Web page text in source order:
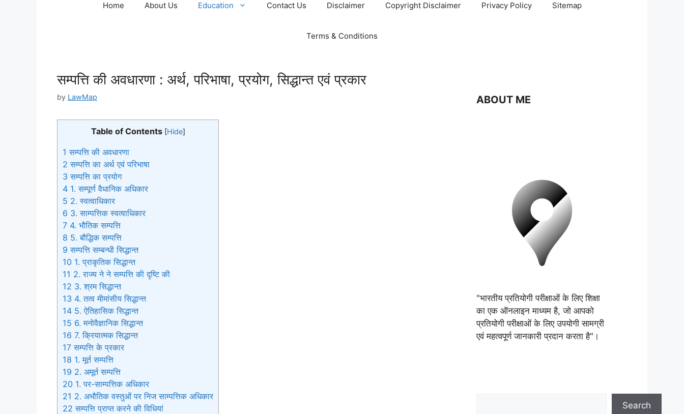
Home About Us Education Contact Us Disclaimer Copyright Disclaimer Privacy Policy Sitemap
Terms & Conditions
सम्पत्ति की अवधारणा : अर्थ, परिभाषा, प्रयोग, सिद्धान्त एवं प्रकार
by LawMap
Table of Contents [Hide]
1 सम्पत्ति की अवधारणा
2 सम्पत्ति का अर्थ एवं परिभाषा
3 सम्पत्ति का प्रयोग
4 1. सम्पूर्ण वैधानिक अधिकार
5 2. स्वत्वाधिकार
6 3. साम्पत्तिक स्वत्वाधिकार
7 4. भौतिक सम्पत्ति
8 5. बौद्धिक सम्पत्ति
9 सम्पत्ति सम्बन्धी सिद्धान्त
10 1. प्राकृतिक सिद्धान्त
11 2. राज्य ने ने सम्पत्ति की दृष्टि की
12 3. श्रम सिद्धान्त
13 4. तत्व मीमांसीय सिद्धान्त
14 5. ऐतिहासिक सिद्धान्त
15 6. मनोवैज्ञानिक सिद्धान्त
16 7. क्रियात्मक सिद्धान्त
17 सम्पत्ति के प्रकार
18 1. मूर्त सम्पत्ति
19 2. अमूर्त सम्पत्ति
20 1. पर-साम्पत्तिक अधिकार
21 2. अभौतिक वस्तुओं पर निज साम्पत्तिक अधिकार
22 सम्पत्ति प्राप्त करने की विधियां
ABOUT ME
"भारतीय प्रतियोगी परीक्षाओं के लिए शिक्षा
का एक ऑनलाइन माध्यम है, जो आपको
प्रतियोगी परीक्षाओं के लिए उपयोगी सामग्री
एवं महत्वपूर्ण जानकारी प्रदान करता है"।
Search